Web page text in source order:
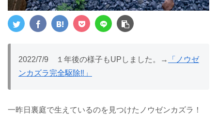
2022/7/9 １年後の様子もUPしました。→
「ノウゼ
ンカズラ完全駆除‼」
一昨日裏庭で生えているのを見つけたノウゼンカズラ！